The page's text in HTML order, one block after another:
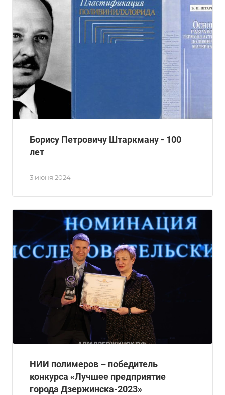
3 июня 2024
Борису Петровичу Штаркману - 100
лет
НИИ полимеров – победитель
конкурса «Лучшее предприятие
города Дзержинска-2023»